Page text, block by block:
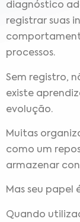
diagnóstico
registrar suas
processos.
Sem registro,
existe
evolução.
Muitas
como um
armazenar
Mas seu papel
Quando